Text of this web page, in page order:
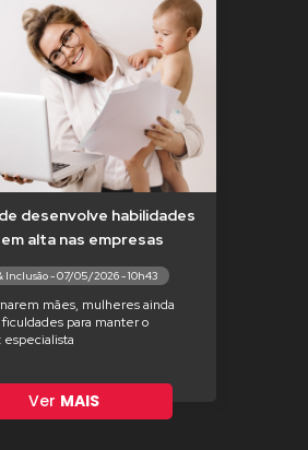
desenvolve habilidades
alta nas empresas
Inclusão - 07/05/2026 - 10h43
mães, mulheres ainda
para manter o
Ver MAIS